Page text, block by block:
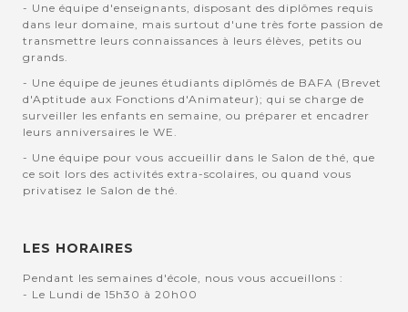
- Une équipe d'enseignants, disposant des diplômes requis
dans leur domaine, mais surtout d'une très forte passion de
transmettre leurs connaissances à leurs élèves, petits ou
grands.
- Une équipe de jeunes étudiants diplômés de BAFA (Brevet
d'Aptitude aux Fonctions d'Animateur); qui se charge de
surveiller les enfants en semaine, ou préparer et encadrer
leurs anniversaires le WE.
- Une équipe pour vous accueillir dans le Salon de thé, que
ce soit lors des activités extra-scolaires, ou quand vous
privatisez le Salon de thé.
LES HORAIRES
Pendant les semaines d'école, nous vous accueillons :
- Le Lundi de 15h30 à 20h00